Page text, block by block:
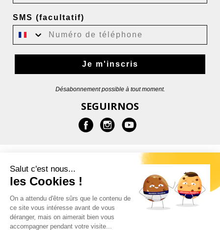
SMS (facultatif)
Je m'inscris
Désabonnement possible à tout moment.
SEGUIRNOS
AYUDA
CONTACTOS
Salut c'est nous...
les Cookies !
On a attendu d'être sûrs que le contenu de
ce site vous intéresse avant de vous
déranger, mais on aimerait bien vous
accompagner pendant votre visite...